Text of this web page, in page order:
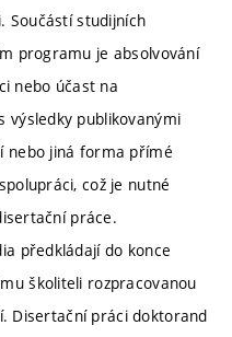
Součástí studijních
programu je absolvování
nebo účast na
výsledky publikovanými
nebo jiná forma přímé
což je nutné
práce.
předkládají do konce
školiteli rozpracovanou
Disertační práci doktorand